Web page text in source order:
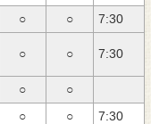
○ ○
7:30
○ ○ 7:30
○
○
○ ○
7:30